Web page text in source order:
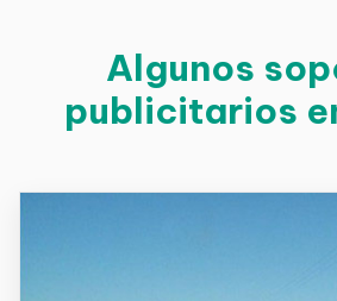
Algunos
publicitarios